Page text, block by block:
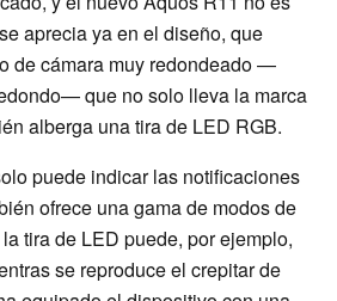
aprecia ya en el diseño, que
de cámara muy redondeado —
que no solo lleva la marca
alberga una tira de LED RGB.
puede indicar las notificaciones
ofrece una gama de modos de
tira de LED puede, por ejemplo,
se reproduce el crepitar de